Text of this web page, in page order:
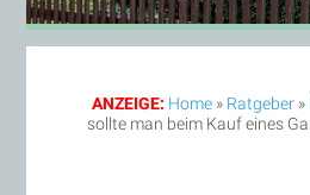
ANZEIGE: Home» Ratgeber»
sollte man beim Kauf eines